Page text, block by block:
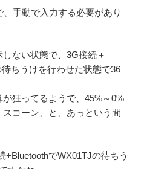
手動で入力する必要があり
ない状態で、3G接続＋
ちうけを行わせた状態で36
狂ってるようで、45%～0%
コーン、と、あっという間
でWX01TJの待ちう